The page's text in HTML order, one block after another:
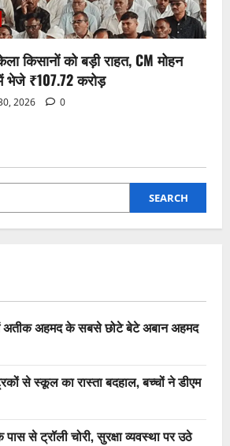
किसानों को बड़ी राहत, CM मोहन
भेजे ₹107.72 करोड़
2026 0
SEARCH
अतीक अहमद के सबसे छोटे बेटे अबान अहमद
से स्कूल का रास्ता बदहाल, बच्चों ने डीएम
से ट्रॉली चोरी, सुरक्षा व्यवस्था पर उठे